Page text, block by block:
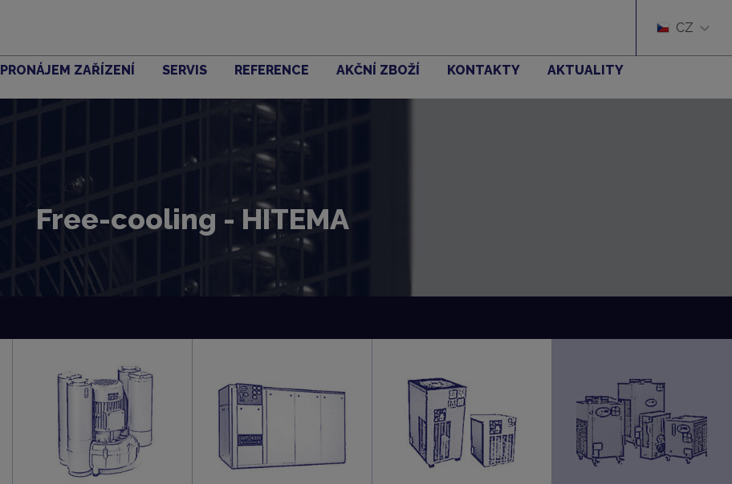
CZ
PRONÁJEM ZAŘÍZENÍ SERVIS REFERENCE AKČNÍ ZBOŽÍ KONTAKTY AKTUALITY
Free-cooling - HITEMA